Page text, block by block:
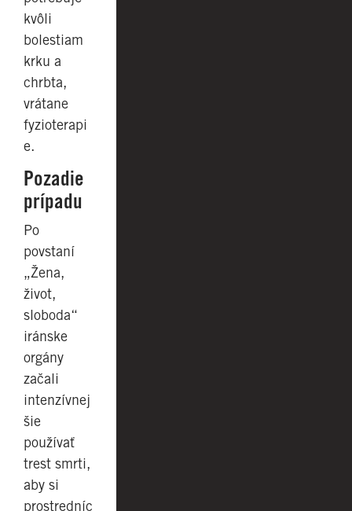
kvôli
bolestiam
krku a
chrbta,
vrátane
fyzioterapi
e.
Pozadie
prípadu
Po
povstaní
„Žena,
život,
sloboda“
iránske
orgány
začali
intenzívnej
šie
používať
trest smrti,
aby si
prostredníc